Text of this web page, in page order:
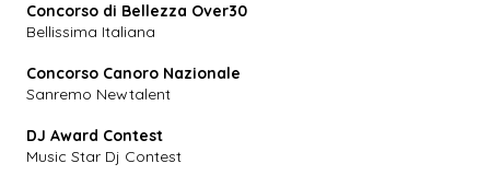
Concorso di Bellezza Over30
Bellissima Italiana
Concorso Canoro Nazionale
Sanremo Newtalent
DJ Award Contest
Music Star Dj Contest